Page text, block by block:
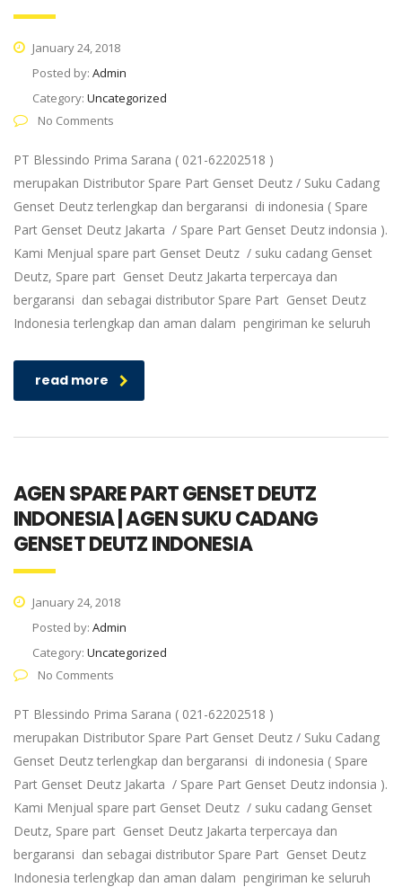
January 24, 2018
Posted by: Admin
Category: Uncategorized
No Comments
PT Blessindo Prima Sarana ( 021-62202518 )
merupakan Distributor Spare Part Genset Deutz / Suku Cadang
Genset Deutz terlengkap dan bergaransi di indonesia ( Spare
Part Genset Deutz Jakarta / Spare Part Genset Deutz indonsia ).
Kami Menjual spare part Genset Deutz / suku cadang Genset
Deutz, Spare part Genset Deutz Jakarta terpercaya dan
bergaransi dan sebagai distributor Spare Part Genset Deutz
Indonesia terlengkap dan aman dalam pengiriman ke seluruh
read more
AGEN SPARE PART GENSET DEUTZ
INDONESIA | AGEN SUKU CADANG
GENSET DEUTZ INDONESIA
January 24, 2018
Posted by: Admin
Category: Uncategorized
No Comments
PT Blessindo Prima Sarana ( 021-62202518 )
merupakan Distributor Spare Part Genset Deutz / Suku Cadang
Genset Deutz terlengkap dan bergaransi di indonesia ( Spare
Part Genset Deutz Jakarta / Spare Part Genset Deutz indonsia ).
Kami Menjual spare part Genset Deutz / suku cadang Genset
Deutz, Spare part Genset Deutz Jakarta terpercaya dan
bergaransi dan sebagai distributor Spare Part Genset Deutz
Indonesia terlengkap dan aman dalam pengiriman ke seluruh